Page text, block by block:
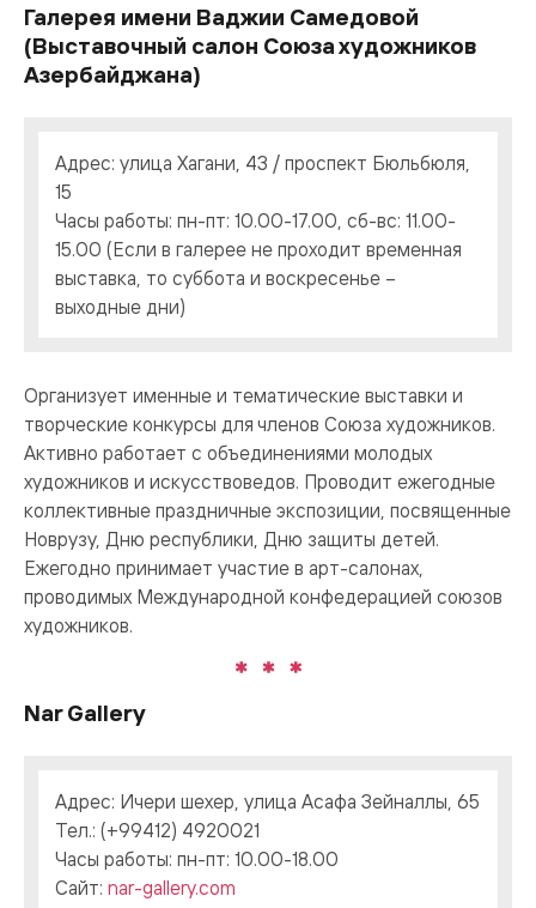
Галерея имени Ваджии Самедовой
(Выставочный салон Союза художников
Азербайджана)
Адрес: улица Хагани, 43 / проспект Бюльбюля,
15
Часы работы: пн-пт: 10.00-17.00, сб-вс: 11.00-
15.00 (Если в галерее не проходит временная
выставка, то суббота и воскресенье –
выходные дни)
Организует именные и тематические выставки и
творческие конкурсы для членов Союза художников.
Активно работает с объединениями молодых
художников и искусствоведов. Проводит ежегодные
коллективные праздничные экспозиции, посвященные
Новрузу, Дню республики, Дню защиты детей.
Ежегодно принимает участие в арт-салонах,
проводимых Международной конфедерацией союзов
художников.
Nar Gallery
Адрес: Ичери шехер, улица Асафа Зейналлы, 65
Тел.: (+99412) 4920021
Часы работы: пн-пт: 10.00-18.00
Сайт: nar-gallery.com